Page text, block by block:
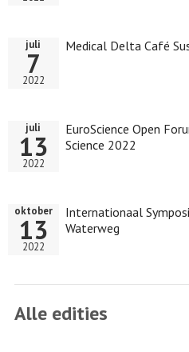
Medical Delta Café
juli
7
2022
EuroScience Open
Science 2022
juli
13
2022
Internationaal
Waterweg
oktober
13
2022
Alle edities